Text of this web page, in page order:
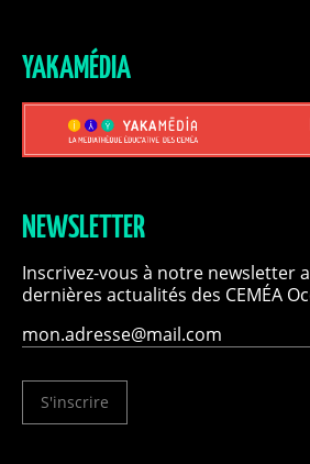
YAKAMÉDIA
NEWSLETTER
Inscrivez-vous à notre newsletter
dernières actualités des CEMÉA
S'inscrire